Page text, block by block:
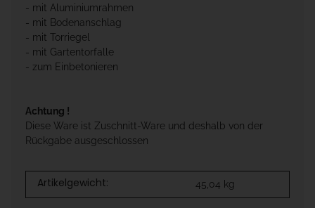
- mit Aluminiumrahmen
- mit Bodenanschlag
- mit Torriegel
- mit Gartentorfalle
- zum Einbetonieren
Achtung !
Diese Ware ist Zuschnitt-Ware und deshalb von der
Rückgabe ausgeschlossen
Artikelgewicht: 45,04 kg